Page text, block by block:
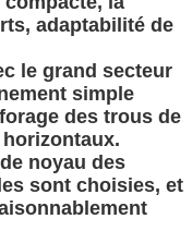
adaptabilité de
le grand secteur
simple
des trous de
noyau des
sont choisies, et